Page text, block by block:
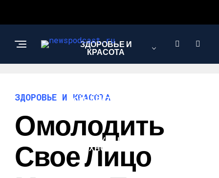
ЗДОРОВЬЕ И
КРАСОТА
ИНТЕРЕСНОЕ И
ПОЗНАВАТЕЛЬНОЕ
НАУКА И
ТЕХНОЛОГИИ
ЗДОРОВЬЕ И КРАСОТА
Омолодить
Свое Лицо